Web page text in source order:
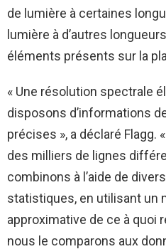
de lumière à certaines
lumière à d’autres
éléments présents sur la
« Une résolution spectrale
disposons d’informations
précises », a déclaré Flagg.
des milliers de lignes
combinons à l’aide de
statistiques, en utilisant un
approximative de ce à quoi
nous le comparons aux